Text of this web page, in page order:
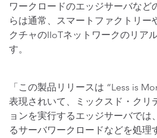
ワークロードのエッジサーバなど
らは通常、スマートファクトリー
クチャのIIoTネットワークのリア
す。
「この製品リリースは “Less is
表現されいて、ミックスド・クリ
ョンを実行するエッジサーバでは
るサーバワークロードなどを処理